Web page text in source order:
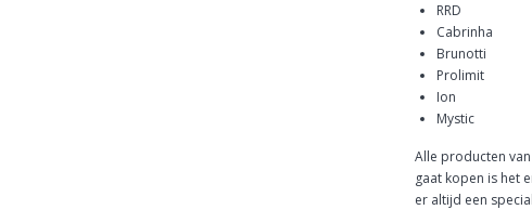
RRD
Cabrinha
Brunotti
Prolimit
Ion
Mystic
Alle producten
gaat kopen is het
er altijd een